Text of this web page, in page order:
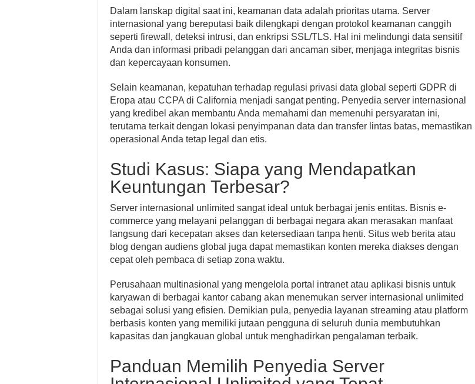
Dalam lanskap digital saat ini, keamanan data adalah prioritas utama. Server
internasional yang bereputasi baik dilengkapi dengan protokol keamanan canggih
seperti firewall, deteksi intrusi, dan enkripsi SSL/TLS. Hal ini melindungi data sensitif
Anda dan informasi pribadi pelanggan dari ancaman siber, menjaga integritas bisnis
dan kepercayaan konsumen.
Selain keamanan, kepatuhan terhadap regulasi privasi data global seperti GDPR di
Eropa atau CCPA di California menjadi sangat penting. Penyedia server internasional
yang kredibel akan membantu Anda memahami dan memenuhi persyaratan ini,
terutama terkait dengan lokasi penyimpanan data dan transfer lintas batas, memastikan
operasional Anda tetap legal dan etis.
Studi Kasus: Siapa yang Mendapatkan
Keuntungan Terbesar?
Server internasional unlimited sangat ideal untuk berbagai jenis entitas. Bisnis e-
commerce yang melayani pelanggan di berbagai negara akan merasakan manfaat
langsung dari kecepatan akses dan ketersediaan tanpa henti. Situs web berita atau
blog dengan audiens global juga dapat memastikan konten mereka diakses dengan
cepat oleh pembaca di setiap zona waktu.
Perusahaan multinasional yang mengelola portal intranet atau aplikasi bisnis untuk
karyawan di berbagai kantor cabang akan menemukan server internasional unlimited
sebagai solusi yang efisien. Demikian pula, penyedia layanan streaming atau platform
berbasis konten yang memiliki jutaan pengguna di seluruh dunia membutuhkan
kapasitas dan jangkauan global untuk menghadirkan pengalaman terbaik.
Panduan Memilih Penyedia Server